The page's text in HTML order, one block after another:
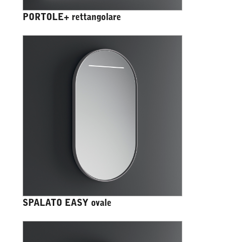
PORTOLE+ rettangolare
SPALATO EASY ovale